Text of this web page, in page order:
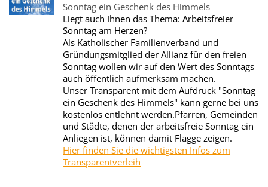
Sonntag ein Geschenk des Himmels
Liegt auch Ihnen das Thema: Arbeitsfreier
Sonntag am Herzen?
Als Katholischer Familienverband und
Gründungsmitglied der Allianz für den freien
Sonntag wollen wir auf den Wert des Sonntags
auch öffentlich aufmerksam machen.
Unser Transparent mit dem Aufdruck "Sonntag
ein Geschenk des Himmels" kann gerne bei uns
kostenlos entlehnt werden.Pfarren, Gemeinden
und Städte, denen der arbeitsfreie Sonntag ein
Anliegen ist, können damit Flagge zeigen.
Hier finden Sie die wichtigsten Infos zum
Transparentverleih